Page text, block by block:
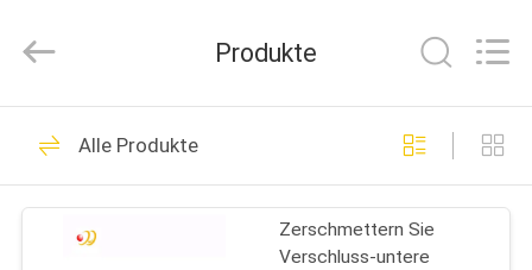
HAUS
PRODUKTE
Industry
Co.,Ltd.
Reserved.
Ordner gluer
Maschine
89
Produkte
Alle Produkte
Zerschmettern Sie
Verschluss-untere